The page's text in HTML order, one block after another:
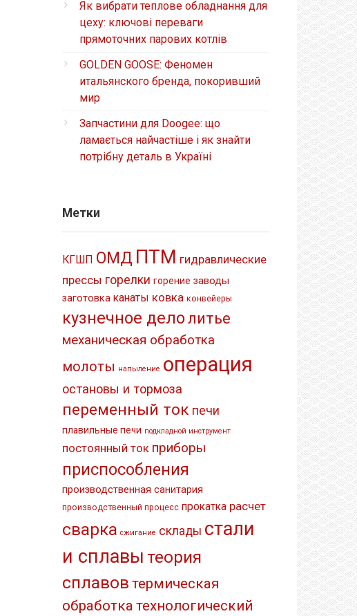
Як вибрати теплове обладнання для
цеху: ключові переваги
прямоточних парових котлів
GOLDEN GOOSE: Феномен
итальянского бренда, покоривший
мир
Запчастини для Doogee: що
ламається найчастіше і як знайти
потрібну деталь в Україні
Метки
КГШП ОМД ПТМ гидравлические
прессы горелки горение заводы
заготовка канаты ковка конвейеры
кузнечное делолитье
механическая обработка
молоты напыление операция
остановы и тормоза
переменный ток печи
плавильные печи подкладной инструмент
постоянный ток приборы
приспособления
производственная санитария
производственный процесс прокатка расчет
сварка сжигание склады стали
и сплавы теория
сплавов термическая
обработка технологический